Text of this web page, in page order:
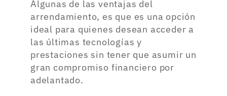
Algunas de las ventajas del
arrendamiento, es que es una opción
ideal para quienes desean acceder a
las últimas tecnologías y
prestaciones sin tener que asumir un
gran compromiso financiero por
adelantado.